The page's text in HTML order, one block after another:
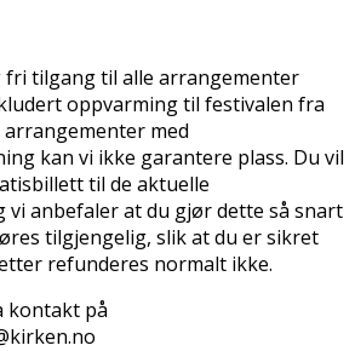
fri tilgang til alle arrangementer
oppvarming til festivalen fra
arrangementer med
kan vi ikke garantere plass. Du vil
til de aktuelle
vi anbefaler at du gjør dette så snart
tilgjengelig, slik at du er sikret
refunderes normalt ikke.
kontakt på